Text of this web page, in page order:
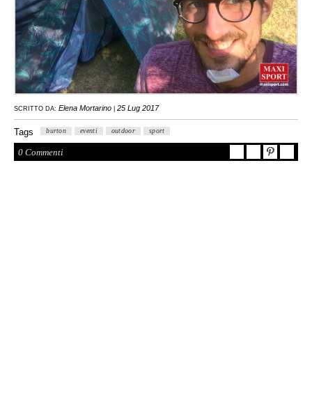
SCRITTO DA: Elena Mortarino 25 Lug 2017
Tags burton eventi outdoor sport
0 Commenti